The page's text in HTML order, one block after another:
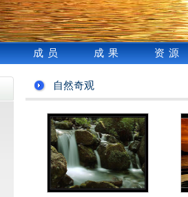
成员 成果 资源
自然奇观